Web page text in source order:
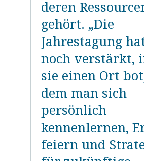
deren
gehört. „Die
Jahrestagung
noch verstärkt,
sie einen Ort
dem man sich
persönlich
kennenlernen,
feiern und